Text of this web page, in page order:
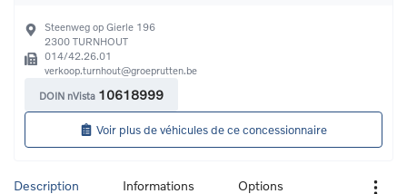
Steenweg op Gierle 196
2300 TURNHOUT
014/42.26.01
verkoop.turnhout@groeprutten.be
DOIN nVista 10618999
Voir plus de véhicules de ce concessionnaire
Description Informations Options